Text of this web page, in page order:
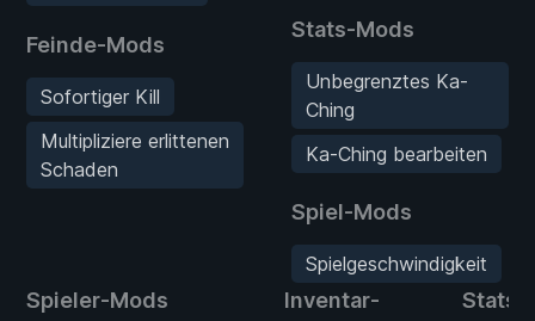
Feinde-Mods
Sofortiger Kill
Multipliziere erlittenen
Schaden
Stats-Mods
Unbegrenztes Ka-
Ching
Ka-Ching bearbeiten
Spiel-Mods
Spielgeschwindigkeit
Spieler-Mods
Inventar-
Stats-